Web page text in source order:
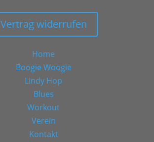
Vertrag widerrufen
Home
Boogie Woogie
Lindy Hop
Blues
Workout
Verein
Kontakt